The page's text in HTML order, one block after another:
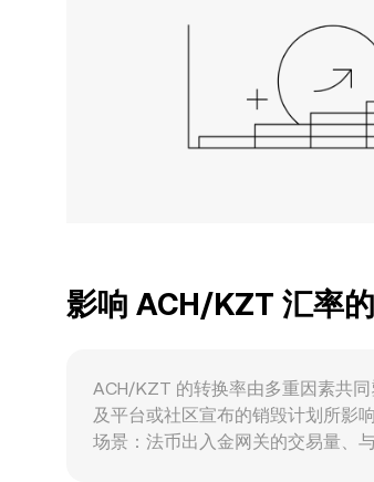
影响 ACH/KZT 汇率
ACH/KZT 的转换率由多重因素共
及平台或社区宣布的销毁计划所影
场景：法币出入金网关的交易量、